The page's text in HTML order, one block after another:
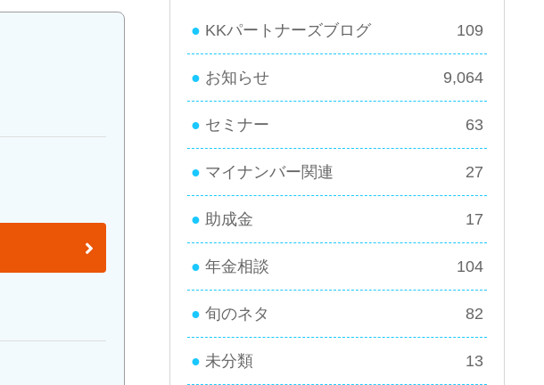
KKパートナーズブログ 109
お知らせ 9,064
セミナー 63
マイナンバー関連 27
助成金 17
年金相談 104
旬のネタ 82
未分類 13